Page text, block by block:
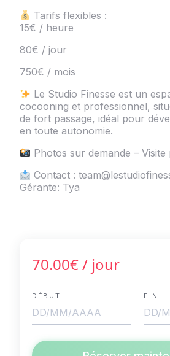
Tarifs flexibles :
15€ / heure
80€ / jour
750€ / mois
Le Studio Finesse est un
cocooning et professionnel,
de fort passage, idéal pour
en toute autonomie.
Photos sur demande – Visite
Contact :
Gérante: Tya
70.00€/ jour
DÉBUT FIN